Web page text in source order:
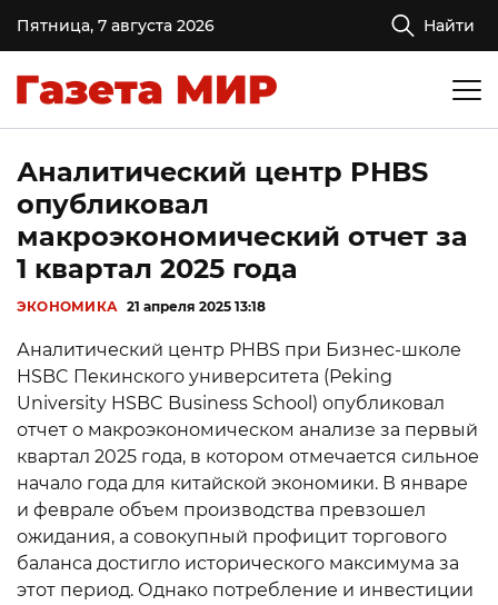
Пятница, 7 августа 2026 Найти
Аналитический центр PHBS
опубликовал
макроэкономический отчет за
1 квартал 2025 года
ЭКОНОМИКА 21 апреля 2025 13:18
Аналитический центр PHBS при Бизнес-школе
HSBC Пекинского университета (Peking
University HSBC Business School) опубликовал
отчет о макроэкономическом анализе за первый
квартал 2025 года, в котором отмечается сильное
начало года для китайской экономики. В январе
и феврале объем производства превзошел
ожидания, а совокупный профицит торгового
баланса достигло исторического максимума за
этот период. Однако потребление и инвестиции